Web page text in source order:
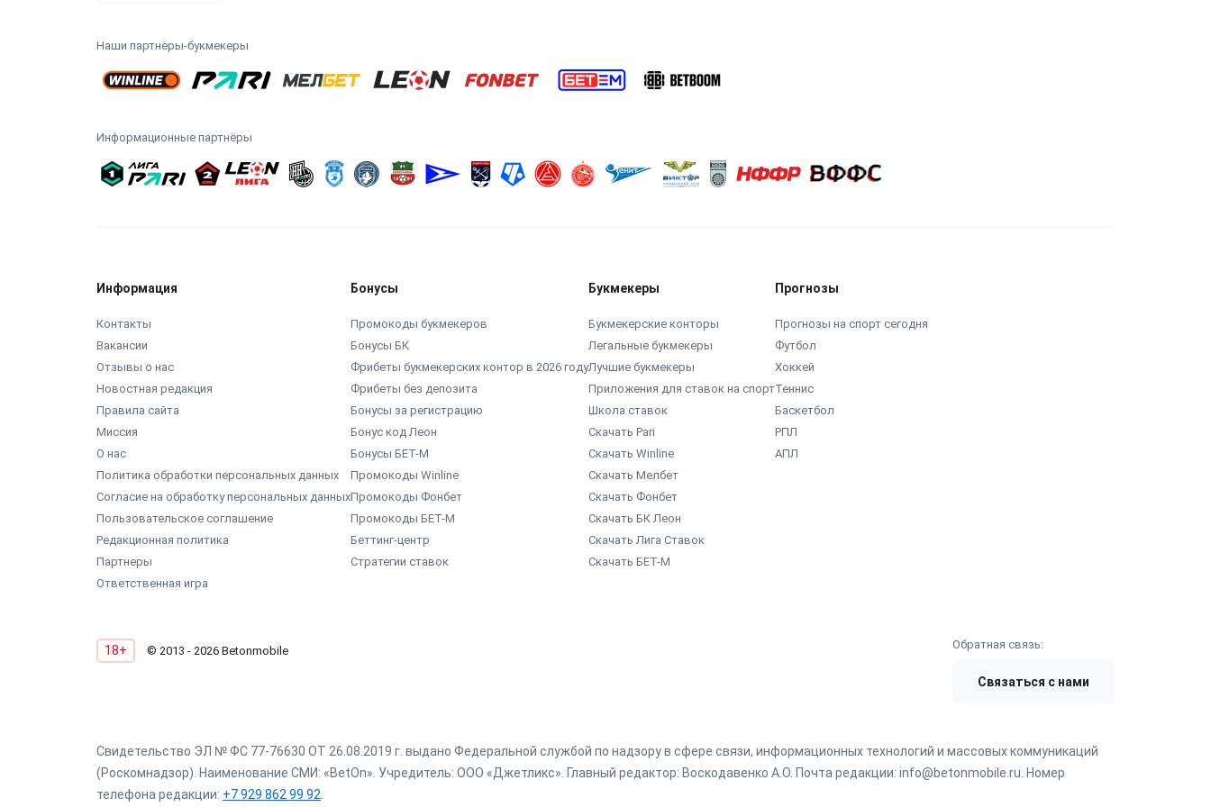
Наши партнёры-букмекеры
Информационные партнёры
Информация
Контакты
Вакансии
Отзывы о нас
Новостная редакция
Правила сайта
Миссия
О нас
Политика обработки персональных данных
Согласие на обработку персональных данных
Пользовательское соглашение
Редакционная политика
Партнеры
Ответственная игра
Бонусы
Промокоды букмекеров
Бонусы БК
Фрибеты букмекерских контор в 2026 году
Фрибеты без депозита
Бонусы за регистрацию
Бонус код Леон
Бонусы БЕТ-М
Промокоды Winline
Промокоды Фонбет
Промокоды БЕТ-М
Беттинг-центр
Стратегии ставок
Букмекеры
Букмекерские конторы
Легальные букмекеры
Лучшие букмекеры
Приложения для ставок на спорт
Школа ставок
Скачать Pari
Скачать Winline
Скачать Мелбет
Скачать Фонбет
Скачать БК Леон
Скачать Лига Ставок
Скачать БЕТ-М
Прогнозы
Прогнозы на спорт сегодня
Футбол
Хоккей
Теннис
Баскетбол
РПЛ
АПЛ
18+ © 2013 - 2026 Betonmobile Обратная связь:
Связаться с нами
Свидетельство ЭЛ № ФС 77-76630 ОТ 26.08.2019 г. выдано Федеральной службой по надзору в сфере связи, информационных технологий и массовых коммуникаций
(Роскомнадзор). Наименование СМИ: «BetOn». Учредитель: ООО «Джетликс». Главный редактор: Воскодавенко А.О. Почта редакции: info@betonmobile.ru. Номер
телефона редакции: +7 929 862 99 92